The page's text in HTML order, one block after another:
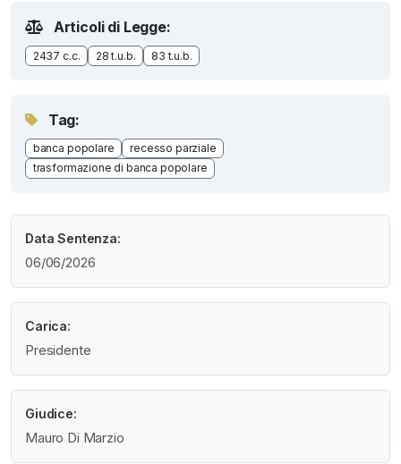
Articoli di Legge:
2437 c.c. 28 t.u.b. 83 t.u.b.
Tag:
banca popolare
recesso parziale
trasformazione di banca popolare
Data Sentenza:
06/06/2026
Carica:
Presidente
Giudice:
Mauro Di Marzio